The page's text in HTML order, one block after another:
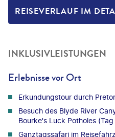
REISEVERLAUF IM
INKLUSIVLEISTUNGEN
Erlebnisse vor Ort
Erkundungstour durch
Besuch des Blyde River
Bourke's Luck Potholes (Tag
Ganztagssafari im